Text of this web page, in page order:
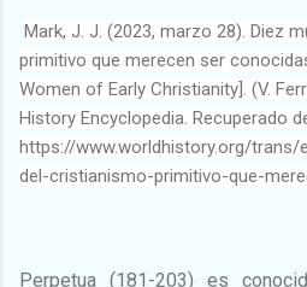
Mark, J. J. (2023, marzo 28). Diez
primitivo que merecen ser
Women of Early Christianity]. (V.
History Encyclopedia. Recuperado
https://www.worldhistory.org/
del-cristianismo-primitivo-que-
Perpetua (181-203) es